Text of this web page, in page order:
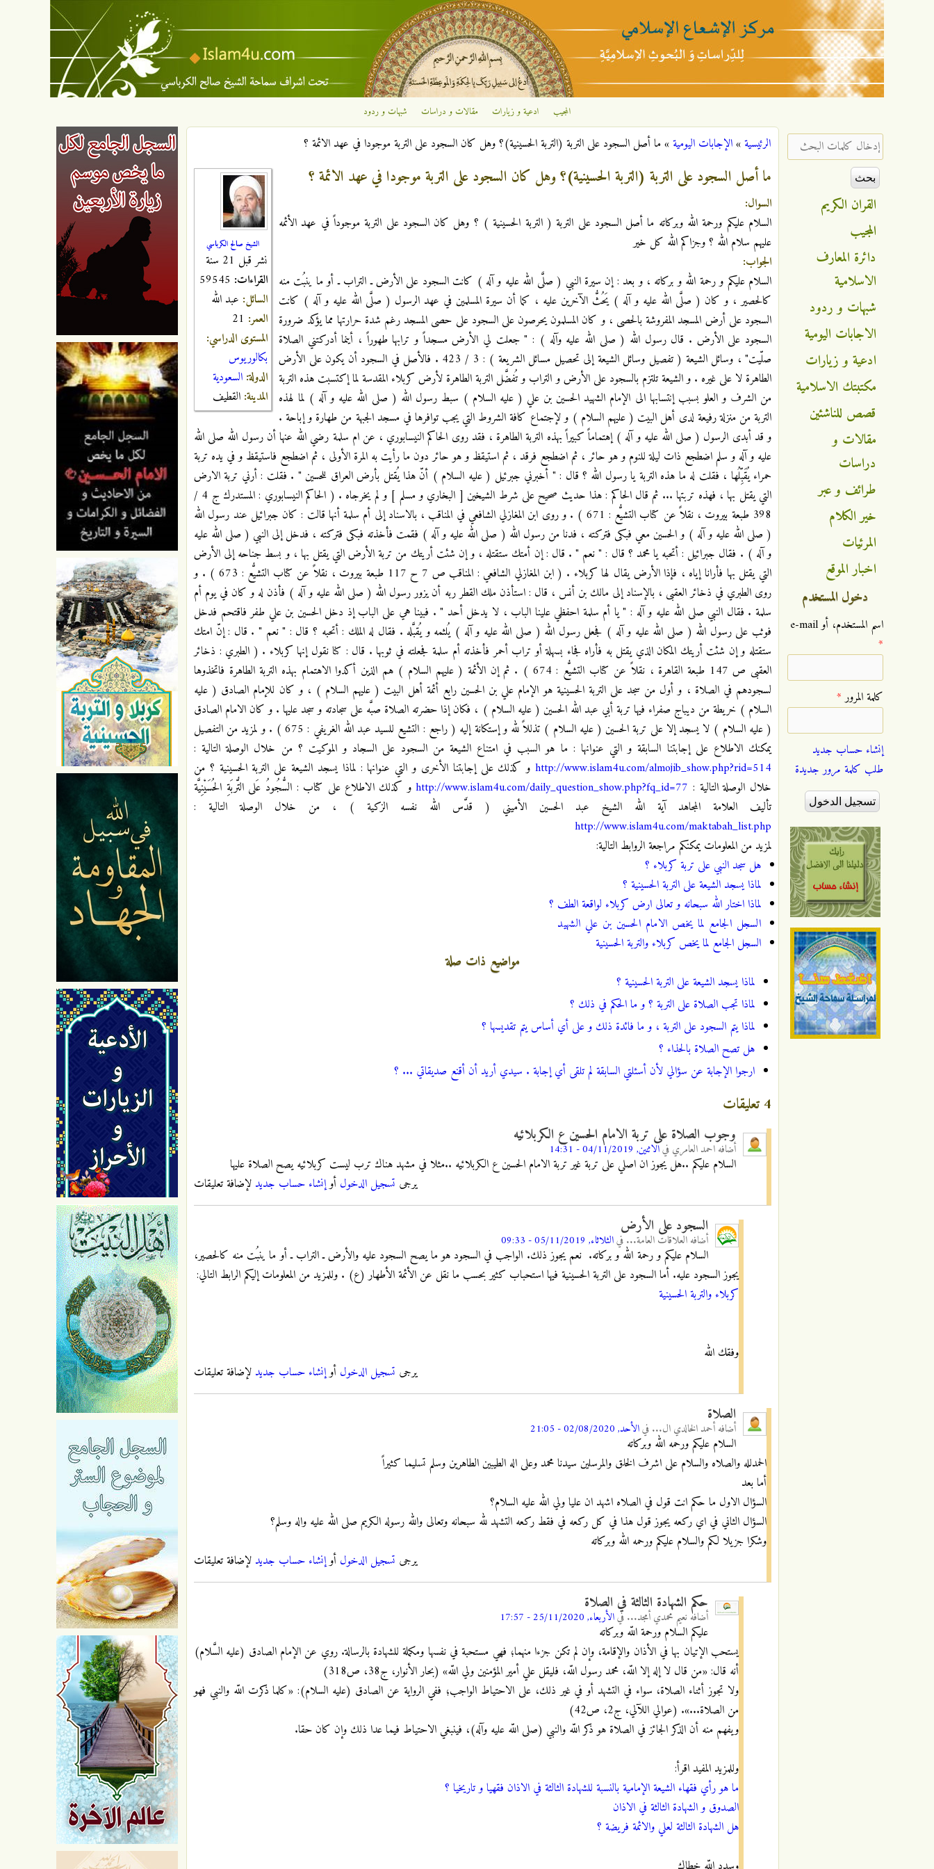
تجاوز إلى المحتوى الرئيسي
الإشعاع
الإسلامي
المجيب ادعية و زيارات مقالات و دراسات شبهات و ردود
أنت هنا
الرئيسية»الإجابات اليومية»ما أصل السجود على التربة (التربة الحسينية)؟ وهل كان السجود على التربة موجودا في عهد الائمة ؟
الشيخ صالح الكرباسي
نشر قبل 21 سنة
القراءات:
السائل: عبد الله
العمر: 21
المستوى الدراسي:
بكالوريوس
الدولة: السعودية
المدينة: القطيف
ما أصل السجود على التربة (التربة الحسينية)؟ وهل كان السجود على التربة موجودا في عهد الائمة ؟
السوال:
السلام عليكم ورحمة الله وبركاته ما أصل السجود على التربة ( التربة الحسينية ) ؟ وهل كان السجود على التربة موجوداً في عهد الأئمه
عليهم سلام الله ؟ وجزاكم الله كل خير
الجواب:
السلام عليكم و رحمة الله و بركاته ، و بعد : إن سيرة النبي ( صلَّى الله عليه و آله ) كانت السجود على الأرض ـ التراب ـ أو ما ينبُت منه
كالحصير ، و كان ( صلَّى الله عليه و آله ) يَحُثُّ الآخرين عليه ، كما أن سيرة المسلمين في عهد الرسول ( صلَّى الله عليه و آله ) كانت
السجود على أرض المسجد المفروشة بالحصى ، و كان المسلمون يحرصون على السجود على حصى المسجد رغم شدة حرارتها مما يؤكد ضرورة
السجود على الأرض . قال رسول الله ( صلى الله عليه وآله ) : " جعلت لي الأرض مسجداً و ترابها طهوراً ، أينما أدركتني الصلاة
صلّيت" ، وسائل الشيعة ( تفصيل وسائل الشيعة إلى تحصيل مسائل الشريعة ) : 3 / 423 . فالأصل في السجود أن يكون على الأرض
الطاهرة لا على غيره . و الشيعة تلتزم بالسجود على الأرض و التراب و تُفضَّل التربة الطاهرة لأرض كربلاء المقدسة لما إكتسبت هذه التربة
من الشرف و العلو بسبب إنتسابها الى الإمام الشهيد الحسين بن علي ( عليه السلام ) سبط رسول الله ( صلى الله عليه و آله ) لما لهذه
التربة من منزلة رفيعة لدى أهل البيت ( عليهم السلام ) و لإجتماع كافة الشروط التي يجب توافرها في مسجد الجبهة من طهارة و إباحة .
و قد أبدى الرسول ( صلى الله عليه و آله ) إهتماماً كبيراً بهذه التربة الطاهرة ، فقد روى الحاكم النيسابوري ، عن ام سلمة رضي الله عنها أن رسول الله صلى الله
عليه و آله و سلم اضطجع ذات ليلة للنوم و هو حائر ، ثم اضطجع فرقد ، ثم استيقظ و هو حائر دون ما رأيت به المرة الأولى ، ثم اضطجع فاستيقظ و في يده تربة
حمراء يُقَبِّلُها ، فقلت له ما هذه التربة يا رسول الله ؟ قال : " أخبرني جبرئيل ( عليه السلام ) أنّ هذا يُقتل بأرض العراق للحسين " . فقلت : أرني تربة الارض
التي يقتل بها ، فهذه تربتها ... ثم قال الحاكم : هذا حديث صحيح على شرط الشيخين [ البخاري و مسلم ] و لم يخرجاه . ( الحاكم النيسابوري : المستدرك ج 4 /
398 طبعة بيروت ، نقلاً عن كتاب التشيُّع : 671 ) . و روى ابن المغازلي الشافعي في المناقب ، بالاسناد إلى أم سلمة أنها قالت : كان جبرائيل عند رسول الله
( صلى الله عليه و آله ) و الحسين معي فبكى فتركته ، فدنا من رسول الله ( صلى الله عليه و آله ) فقمت فأخذته فبكى فتركته ، فدخل إلى النبي ( صلى الله عليه
و آله ) . فقال جبرائيل : أتحبه يا محمد ؟ قال : " نعم " . قال : إن أمتك ستقتله ، و إن شئت أريتك من تربة الأرض التي يقتل بها ، و بسط جناحه إلى الأرض
التي يقتل بها فأرانا إياه ، فإذا الأرض يقال لها كربلاء . ( ابن المغازلي الشافعي : المناقب ص 7 ح 117 طبعة بيروت ، نقلاً عن كتاب التشيُّع : 673 ) . و
روى الطبري في ذخائر العقبى ، بالإسناد إلى مالك بن أنس ، قال : استأذن ملك القطر ربه أن يزور رسول الله ( صلى الله عليه و آله ) فأذن له و كان في يوم أم
سلمة . فقال النبي صلى الله عليه و آله : " يا أم سلمة احفظي علينا الباب ، لا يدخل أحد " . فبينا هي على الباب إذ دخل الحسين بن علي طفر فاقتحم فدخل
فوثب على رسول الله ( صلى الله عليه و آله ) فجعل رسول الله ( صلى الله عليه و آله ) يُلثمه و يُقبَّله . فقال له الملك : أتحبه ؟ قال : " نعم " . قال : إنّ امتك
ستقتله و إن شئت أريتك المكان الذي يقتل به فأراه فجاء بسهلة أو تراب أحمر فأخذته أم سلمة فجعلته في ثوبها . قال : كنا نقول إنها كربلاء . ( الطبري : ذخائر
العقبى ص 147 طبعة القاهرة ، نقلاً عن كتاب التشيُّع : 674 ) . ثم إن الأئمة ( عليهم السلام ) هم الذين أكدوا الاهتمام بهذه التربة الطاهرة فاتخذوها
لسجودهم في الصلاة ، و أول من سجد على التربة الحسينية هو الإمام علي بن الحسين رابع أئمة أهل البيت ( عليهم السلام ) ، و كان للإمام الصادق ( عليه
السلام ) خريطة من ديباج صفراء فيها تربة أبي عبد الله الحسين ( عليه السلام ) ، فكان إذا حضرته الصلاة صبَّه على سجادته و سجد عليها . و كان الامام الصادق
( عليه السلام ) لا يسجد إلا على تربة الحسين ( عليه السلام ) تذللاً لله و إستكانة إليه ( راجع : التشيع للسيد عبد الله الغريفي : 675 ) . و لمزيد من التفصيل
يمكنك الاطلاع على إجابتنا السابقة و التي عنوانها : ما هو السبب في امتناع الشيعة من السجود على السجاد و الموكيت ؟ من خلال الوصلة التالية :
http://www.islam4u.com/almojib_show.php?rid=514 و كذلك على إجابتنا الأخرى و التي عنوانها : لماذا يسجد الشيعة على التربة الحسينية ؟ من
خلال الوصلة التالية : http://www.islam4u.com/daily_question_show.php?fq_id=77و كذلك الاطلاع على كتاب : السُّجُودُ عَلى التُّربَةِ الحُسَيْنِيَّة
تأليف العلامة المجاهد آية الله الشيخ عبد الحسين الأميني ( قدَّس الله نفسه الزكية ) ، من خلال الوصلة التالية :
http://www.islam4u.com/maktabah_list.php
لمزيد من المعلومات يمكنكم مراجعة الروابط التالية:
هل سجد النبي على تربة كربلاء ؟
لماذا يسجد الشيعة على التربة الحسينية ؟
لماذا اختار الله سبحانه و تعالى ارض كربلاء لواقعة الطف ؟
السجل الجامع لما يخص الامام الحسين بن علي الشهيد
السجل الجامع لما يخص كربلاء والتربة الحسينية
مواضيع ذات صلة
لماذا يسجد الشيعة على التربة الحسينية ؟
لماذا تجب الصلاة على التربة ؟ و ما الحكم في ذلك ؟
لماذا يتم السجود على التربة ، و ما فائدة ذلك و على أي أساس يتم تقديسها ؟
هل تصح الصلاة بالحذاء ؟
ارجوا الإجابة عن سؤالي لأن أسئلتي السابقة لم تلقى أي إجابة . سيدي أريد أن أقنع صديقاتي ... ؟
4 تعليقات
وجوب الصلاة على تربة الامام الحسين ع الكربلائيه
أضافه احمد العامري فيالاثنين, 04/11/2019 - 14:31
السلام عليكم ..هل يجوز ان اصلي على تربة غير تربة الامام الحسين ع الكربلائيه ..مثلا في مشهد هناك ترب ليست كربلائيه يصح الصلاة عليها
يرجى تسجيل الدخول أوإنشاء حساب جديد لإضافة تعليقات
السجود على الأرض
أضافه العلاقات العامة... فيالثلاثاء, 05/11/2019 - 09:33
السلام عليكم و رحمة الله و بركاته. نعم يجوز ذلك. الواجب في السجود هو ما يصح السجود عليه والأرض ـ التراب ـ أو ما ينبُت منه كالحصير،
يجوز السجود عليه. أما السجود على التربة الحسينية فيها استحباب كثير بحسب ما نقل عن الأئمة الأطهار (ع) . وللمزيد من المعلومات إليكم الرابط التالي:
كربلاء والتربة الحسينية
وفقك الله
يرجى تسجيل الدخول أوإنشاء حساب جديد لإضافة تعليقات
الصلاة
أضافهأحمد الخالدي ال... فيالأحد, 02/08/2020 - 21:05
السلام عليكم ورحمه الله وبركاته
الحمدلله والصلاه والسلام على اشرف الخلق والمرسلين سيدنا محمد وعلى اله الطيبين الطاهرين وسلم تسليما كثيراً
أما بعد
السؤال الاول ما حكم انت قول في الصلاه اشهد ان عليا ولي الله عليه السلام؟
السؤال الثاني في اي ركعه يجوز قول هذا في كل ركعه في فقط ركعه التشهد لله سبحانه وتعالى والله رسوله الكريم صلى الله عليه واله وسلم؟
وشكرا جزيلا لكم والسلام عليكم ورحمه الله وبركاته
يرجى تسجيل الدخول أوإنشاء حساب جديد لإضافة تعليقات
حكم الشهادة الثالثة في الصلاة
أضافه نعيم محمدي أمجد... فيالأربعاء, 25/11/2020 - 17:57
عليكم السلام ورحمة اللّه وبركاته
يستحب الإتيان بها في الأذان والإقامة، وإن لم تكن جزءا منهما؛ فهي مستحبة في نفسها ومكملة للشهادة بالرسالة. روي عن الإمام الصادق (عليه السَّلام)
أنه قال: «من قال لا إله إلا اللّه، محمد رسول اللّه، فليقل علي أمير المؤمنين ولي اللّه» (بحار الأنوار، ج38، ص318)
ولا تجوز أثناء الصلاة، سواء في التشهد أو في غير ذلك، على الاحتياط الواجب؛ ففي الرواية عن الصادق (عليه السلام): «كلما ذكرت اللّه والنبي فهو
من الصلاة...». (عوالي اللآلي، ج2، ص42)
ويفهم منه أن الذكر الجائز في الصلاة هو ذكر اللّه والنبي (صلى اللّه عليه وآله)، فينبغي الاحتياط فيما عدا ذلك وإن كان حقا.
وللمزيد المفيد اقرأ:
ما هو رأي فقهاء الشيعة الإمامية بالنسبة للشهادة الثالثة في الاذان فقهيا و تاريخيا ؟
الصدوق و الشهادة الثالثة في الاذان
هل الشهادة الثالثة لعلي والائمة فريضة ؟
‏إدخال كلمات البحث ‏
القران الكريم
المجيب
دائرة المعارف
الاسلامية
شبهات و ردود
الاجابات اليومية
ادعية و زيارات
مكتبتك الاسلامية
قصص للناشئين
مقالات و
دراسات
طرائف و عبر
خير الكلام
المرئيات
اخبار الموقع
دخول المستخدم
‏اسم المستخدم، أو e-mail
*
‏كلمة المرور ‏*
إنشاء حساب جديد
طلب كلمة مرور جديدة